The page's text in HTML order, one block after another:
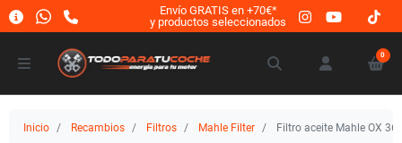
Envío GRATIS en +70€*
y productos seleccionados
0
Inicio Recambios Filtros Mahle Filter Filtro aceite Mahle OX